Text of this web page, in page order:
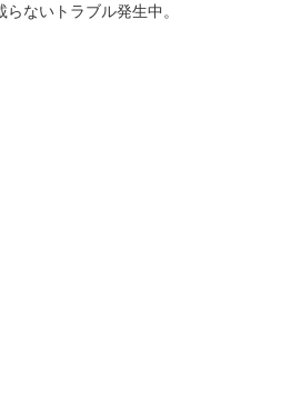
ないトラブル発生中。